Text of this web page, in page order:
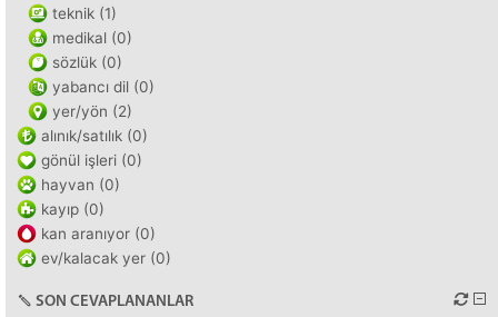
teknik (1)
medikal (0)
sözlük (0)
yabancı dil (0)
yer/yön (2)
alınık/satılık (0)
gönül işleri (0)
hayvan (0)
kayıp (0)
kan aranıyor (0)
ev/kalacak yer (0)
SON CEVAPLANANLAR